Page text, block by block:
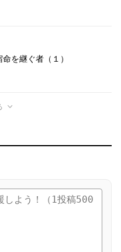
を継ぐ者（１）